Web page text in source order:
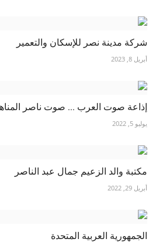
شركة مدينة نصر للإسكان والتعمير
أبريل 8, 2023
إذاعة صوت العرب ... صوت ناصر
يوليو 5, 2022
مكتبة والد الزعيم جمال عبد الناصر
أبريل 29, 2022
الجمهورية العربية المتحدة